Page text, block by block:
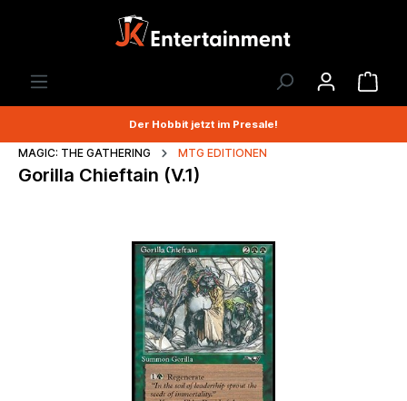
Der Hobbit jetzt im Presale!
MAGIC: THE GATHERING MTG EDITIONEN
Gorilla Chieftain (V.1)